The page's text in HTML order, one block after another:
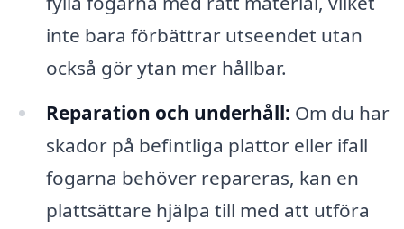
inte bara förbättrar utseendet utan
också gör ytan mer hållbar.
Reparation och underhåll: Om du har
skador på befintliga plattor eller ifall
fogarna behöver repareras, kan en
plattsättare hjälpa till med att utföra